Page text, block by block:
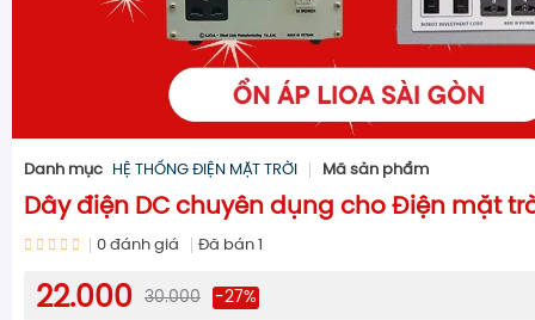
Danh mục HỆ THỐNG ĐIỆN MẶT TRỜI Mã sản phẩm
Dây điện DC chuyên dụng cho Điện mặt
0 đánh giá Đã bán 1
22.000 30.000 -27%